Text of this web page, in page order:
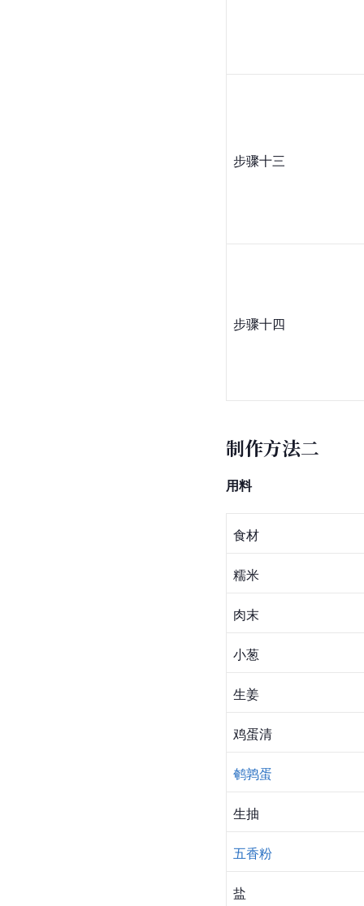
步骤十三
步骤十四
制作方法二
用料
食材
糯米
肉末
小葱
生姜
鸡蛋清
鹌鹑蛋
生抽
五香粉
盐